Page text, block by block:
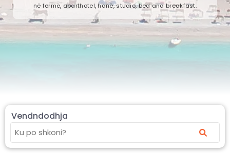
në fermë, aparthotel, hanë, studio, bed and breakfast.
Vendndodhja